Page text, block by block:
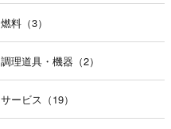
燃料（3）
調理道具・機器（2）
サービス（19）